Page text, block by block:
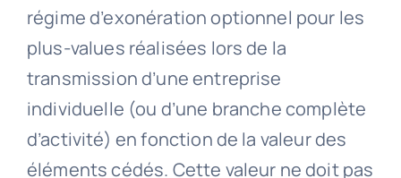
régime d’exonération optionnel pour les
plus-values réalisées lors de la
transmission d’une entreprise
individuelle (ou d’une branche complète
d’activité) en fonction de la valeur des
éléments cédés. Cette valeur ne doit pas